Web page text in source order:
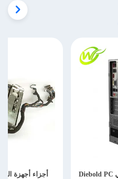
أجزاء آلة الصراف الآلي Diebold PC
أجزاء أجهزة